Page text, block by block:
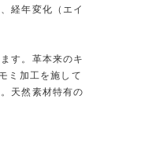
経年変化（エイ
す。革本来のキ
ミ加工を施して
天然素材特有の